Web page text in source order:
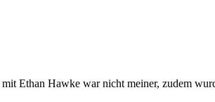
Ethan Hawke war nicht meiner, zudem